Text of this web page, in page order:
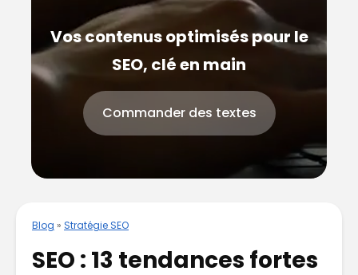
Vos contenus optimisés pour le
SEO, clé en main
Commander des textes
Blog » Stratégie SEO
SEO : 13 tendances fortes